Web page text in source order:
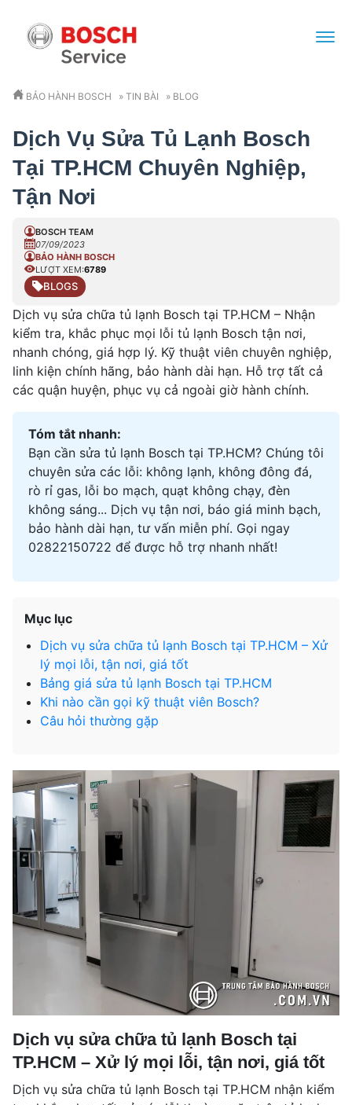
BẢO HÀNH BOSCH » TIN BÀI » BLOG
Dịch Vụ Sửa Tủ Lạnh Bosch
Tại TP.HCM Chuyên Nghiệp,
Tận Nơi
BOSCH TEAM
07/09/2023
BẢO HÀNH BOSCH
LƯỢT XEM:6789
BLOGS
Dịch vụ sửa chữa tủ lạnh Bosch tại TP.HCM – Nhận
kiểm tra, khắc phục mọi lỗi tủ lạnh Bosch tận nơi,
nhanh chóng, giá hợp lý. Kỹ thuật viên chuyên nghiệp,
linh kiện chính hãng, bảo hành dài hạn. Hỗ trợ tất cả
các quận huyện, phục vụ cả ngoài giờ hành chính.
Tóm tắt nhanh:
Bạn cần sửa tủ lạnh Bosch tại TP.HCM? Chúng tôi
chuyên sửa các lỗi: không lạnh, không đông đá,
rò rỉ gas, lỗi bo mạch, quạt không chạy, đèn
không sáng... Dịch vụ tận nơi, báo giá minh bạch,
bảo hành dài hạn, tư vấn miễn phí. Gọi ngay
02822150722 để được hỗ trợ nhanh nhất!
Mục lục
Dịch vụ sửa chữa tủ lạnh Bosch tại TP.HCM – Xử
lý mọi lỗi, tận nơi, giá tốt
Bảng giá sửa tủ lạnh Bosch tại TP.HCM
Khi nào cần gọi kỹ thuật viên Bosch?
Câu hỏi thường gặp
Dịch vụ sửa chữa tủ lạnh Bosch tại
TP.HCM – Xử lý mọi lỗi, tận nơi, giá tốt
Dịch vụ sửa chữa tủ lạnh Bosch tại TP.HCM nhận kiểm